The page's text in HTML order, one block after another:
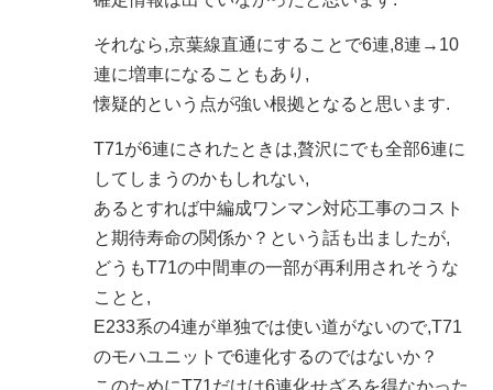
それなら,京葉線直通にすることで6連,8連→10
連に増車になることもあり,
懐疑的という点が強い根拠となると思います.
T71が6連にされたときは,贅沢にでも全部6連に
してしまうのかもしれない,
あるとすれば中編成ワンマン対応工事のコスト
と期待寿命の関係か？という話も出ましたが,
どうもT71の中間車の一部が再利用されそうな
ことと,
E233系の4連が単独では使い道がないので,T71
のモハユニットで6連化するのではないか？
このためにT71だけは6連化せざるを得なかった